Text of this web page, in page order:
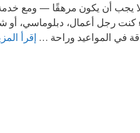
لا يجب أن يكون مرهقًا — ومع
كنت رجل أعمال، دبلوماسي،
في المواعيد وراحة … إقرأ